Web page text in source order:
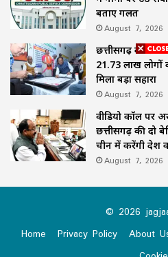
बताए गलत
August 7, 2026
छत्तीसगढ़ का
21.73 लाख लोगों
मिला बड़ा सहारा
August 7, 2026
वीडियो कॉल पर
छत्तीसगढ़ की दो
चीन में करेंगी देश
August 7, 2026
© 2026
Home
Privacy Policy About